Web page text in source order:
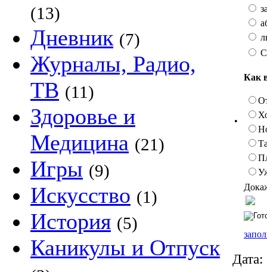
(13)
Дневник (7)
Журналы, Радио,
ТВ (11)
Здоровье и
Медицина (21)
Игры (9)
Искусство (1)
История (5)
Каникулы и Отпуск
•
Как
Дата: